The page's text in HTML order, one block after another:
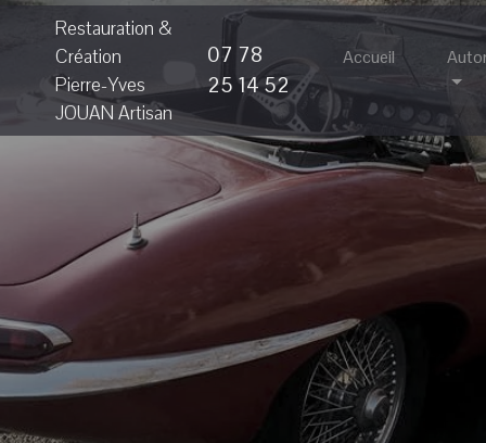
Restauration &
Création
Pierre-Yves
JOUAN Artisan
07 78
25 14 52
Accueil